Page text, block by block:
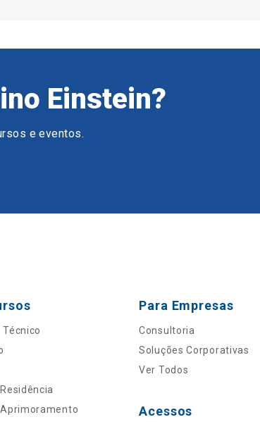
Einstein?
e eventos.
Para Empresas
Consultoria
Soluções Corporativas
Ver Todos
Acessos